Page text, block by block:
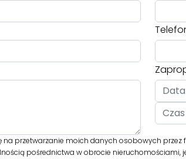
na przetwarzanie moich danych osobowych przez
pośrednictwa w obrocie nieruchomościami,